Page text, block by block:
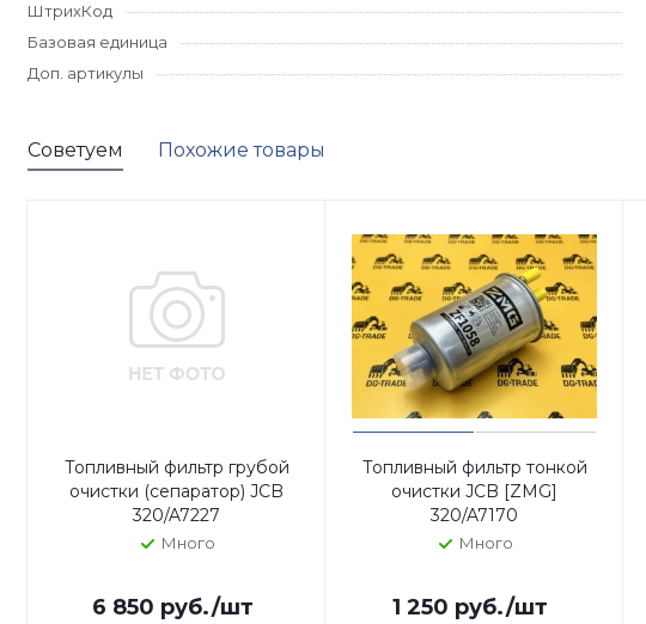
ШтрихКод
Базовая единица
Доп. артикулы
Советуем Похожие товары
Топливный фильтр грубой
очистки (сепаратор) JCB
320/A7227
Много
6 850 руб./шт
Топливный фильтр тонкой
очистки JCB [ZMG]
320/A7170
Много
1 250 руб./шт